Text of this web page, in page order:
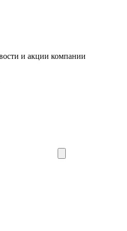
и акции компании